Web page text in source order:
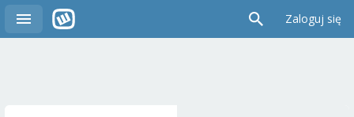
Zaloguj się